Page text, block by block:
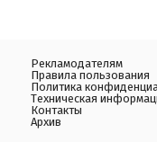
Рекламодателям
Правила пользования
Политика
Техническая
Контакты
Архив